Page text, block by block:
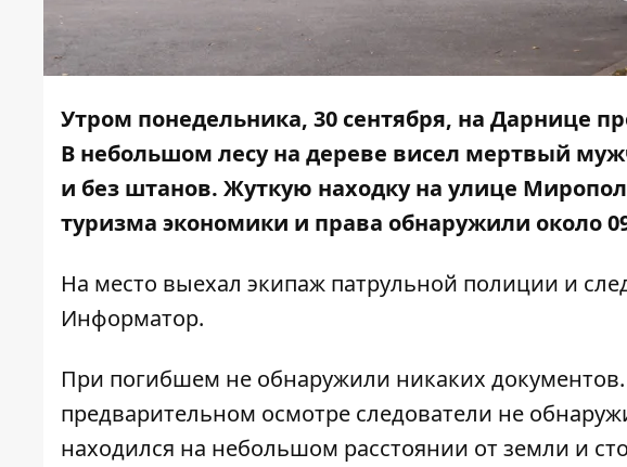
Утром понедельника, 30 сентября, на Дарнице
В небольшом лесу на дереве висел мертвый
и без штанов. Жуткую находку на улице
туризма экономики и права обнаружили около
На место выехал экипаж патрульной полиции и
Информатор.
При погибшем не обнаружили никаких
предварительном осмотре следователи не
находился на небольшом расстоянии от земли и